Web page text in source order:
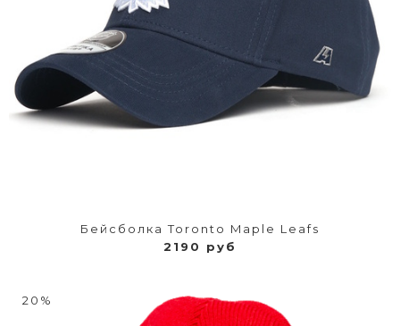
Бейсболка Toronto Maple Leafs
2190 руб
20%